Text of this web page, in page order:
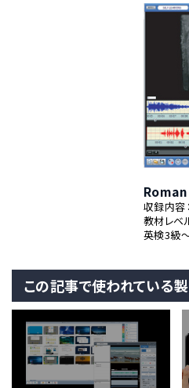
収録内容
教材レベ
英検3級
この記事で使われている